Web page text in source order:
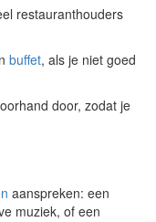
restauranthouders
buffet, als je niet goed
door, zodat je
aanspreken: een
muziek, of een